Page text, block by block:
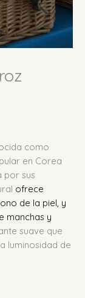
como
en Corea
por sus
ofrece
de la piel, y
manchas y
suave que
luminosidad de